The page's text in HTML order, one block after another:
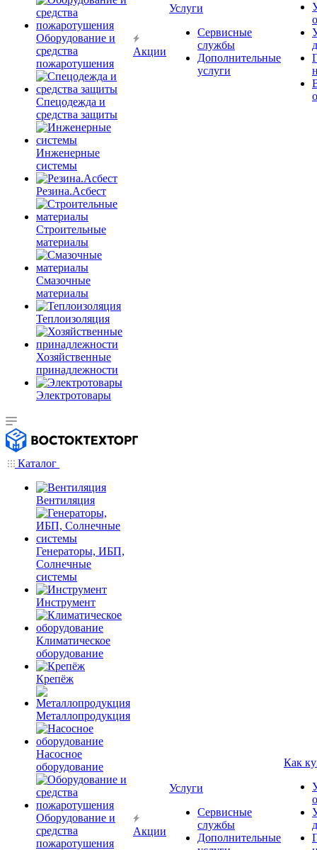
Оборудование и
средства
пожаротушения
Спецодежда и
средства защиты
Инженерные
системы
Резина.Асбест
Строительные
материалы
Смазочные
материалы
Теплоизоляция
Хозяйственные
принадлежности
Электротовары
Акции
Услуги
Сервисные
службы
Дополнительные
услуги
Каталог
Вентиляция
Генераторы, ИБП,
Солнечные
системы
Инструмент
Климатическое
оборудование
Крепёж
Металлопродукция
Насосное
оборудование
Оборудование и
средства
пожаротушения
Акции
Услуги
Сервисные
службы
Дополнительные
Как